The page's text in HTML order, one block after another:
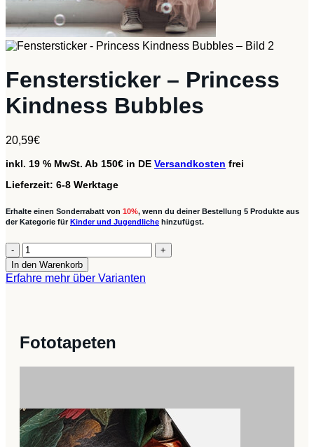
Fenstersticker – Princess
Kindness Bubbles
20,59€
inkl. 19 % MwSt. Ab 150€ in DE Versandkosten frei
Lieferzeit: 6-8 Werktage
Erhalte einen Sonderrabatt von 10%, wenn du deiner Bestellung 5 Produkte aus
der Kategorie für Kinder und Jugendliche hinzufügst.
Fenstersticker
-
Princess
Kindness
In den Warenkorb
Erfahre mehr über Varianten
Fototapeten